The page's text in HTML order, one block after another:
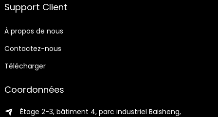
Support Client
À propos de nous
Contactez-nous
Télécharger
Coordonnées
Étage 2-3, bâtiment 4, parc industriel Baisheng,